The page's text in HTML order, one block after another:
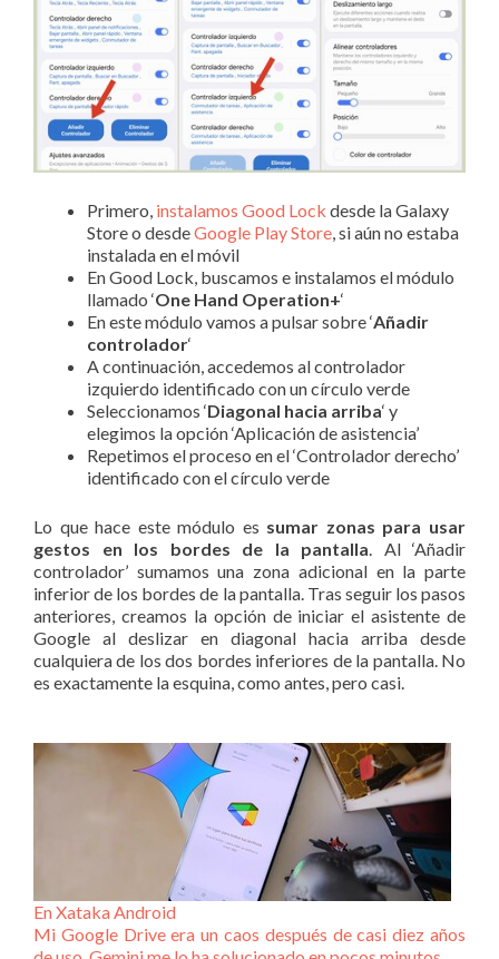
Primero, instalamos Good Lock desde la Galaxy
Store o desdeGoogle Play Store , si aún no estaba
instalada en el móvil
En Good Lock, buscamos e instalamos el módulo
llamado ‘One Hand Operation+‘
En este módulo vamos a pulsar sobre ‘Añadir
controlador‘
A continuación, accedemos al controlador
izquierdo identificado con un círculo verde
Seleccionamos ‘Diagonal hacia arriba‘ y
elegimos la opción ‘Aplicación de asistencia’
Repetimos el proceso en el ‘Controlador derecho’
identificado con el círculo verde
Lo que hace este módulo es sumar zonas para usar
gestos en los bordes de la pantalla . Al ‘Añadir
controlador’ sumamos una zona adicional en la parte
inferior de los bordes de la pantalla. Tras seguir los pasos
anteriores, creamos la opción de iniciar el asistente de
Google al deslizar en diagonal hacia arriba desde
cualquiera de los dos bordes inferiores de la pantalla. No
es exactamente la esquina, como antes, pero casi.
En Xataka Android
Mi Google Drive era un caos después de casi diez años